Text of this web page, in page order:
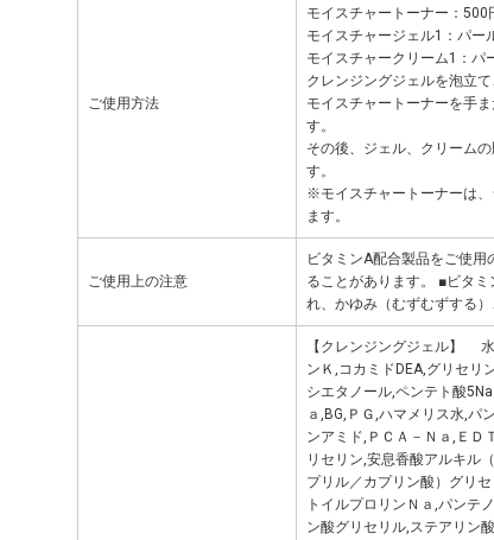
ご使用方法
モイスチャートーナー：500
モイスチャージェル1：パー
モイスチャークリーム1：パ
クレンジングジェルを泡立
モイスチャートーナーを手
す。
その後、ジェル、クリーム
す。
※モイスチャートーナーは
ます。
ご使用上の注意
ビタミンA配合製品をご使
ることがあります。 ■ビタ
れ、かゆみ（むずむずする
【クレンジングジェル】
ンＫ,コカミドDEA,グリセリ
シエタノール,ペンテト酸
ａ,BG,ＰＧ,ハマメリス水,パ
ンアミド,ＰＣＡ－Ｎａ,ＥＤ
リセリン,安息香酸アルキル
プリル／カプリン酸）グリ
トイルプロリンＮａ,パンテ
ン酸グリセリル,ステアリン